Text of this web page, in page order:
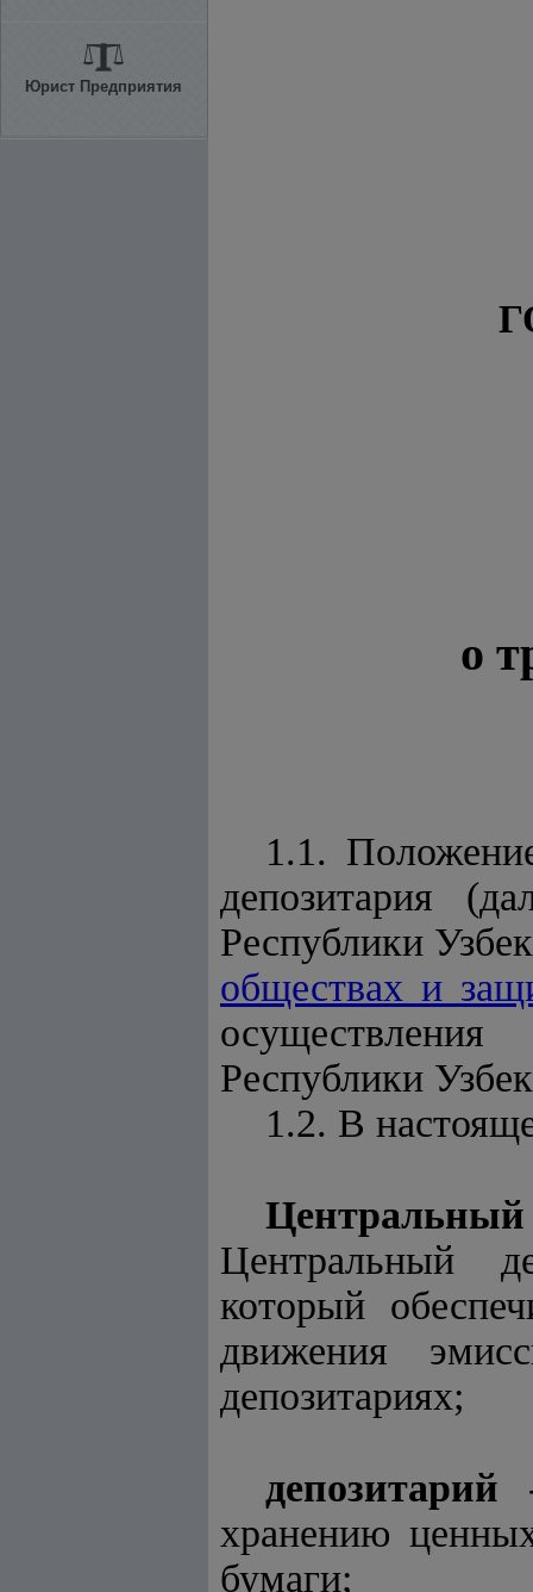
Юрист Предприятия
о
1.1.
депозитария
Республики
обществах и
Республики
1.2. В
Центральный
который
движения
депозитариях;
депозитарий
хранению
бумаги;